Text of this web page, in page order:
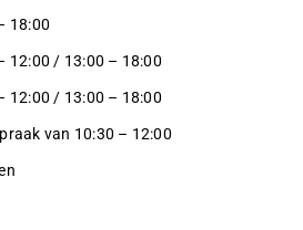
18:00
12:00 / 13:00 – 18:00
12:00 / 13:00 – 18:00
van 10:30 – 12:00